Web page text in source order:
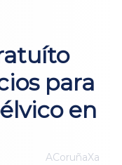
para
en
ACoruñaXa